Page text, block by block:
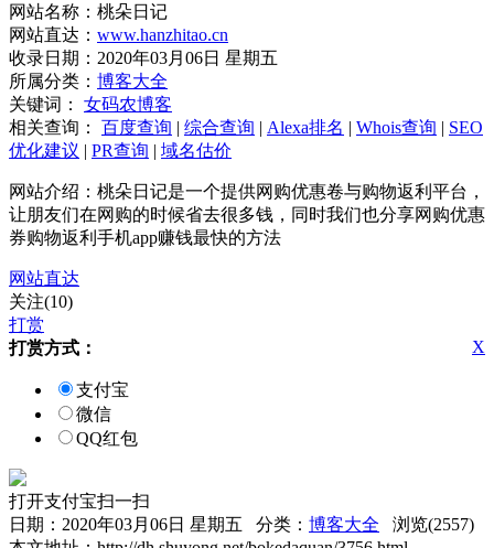
网站名称：桃朵日记
网站直达： www.hanzhitao.cn
收录日期：2020年03月06日 星期五
所属分类： 博客大全
关键词： 女码农博客
相关查询： 百度查询 | 综合查询 | Alexa排名 | Whois查询 | SEO
优化建议 | PR查询 | 域名估价
网站介绍：桃朵日记是一个提供网购优惠卷与购物返利平台，
让朋友们在网购的时候省去很多钱，同时我们也分享网购优惠
券购物返利手机app赚钱最快的方法
网站直达
关注(10)
打赏
X
打赏方式：
支付宝
微信
QQ红包
打开支付宝扫一扫
日期：2020年03月06日 星期五 分类： 博客大全 浏览(2557)